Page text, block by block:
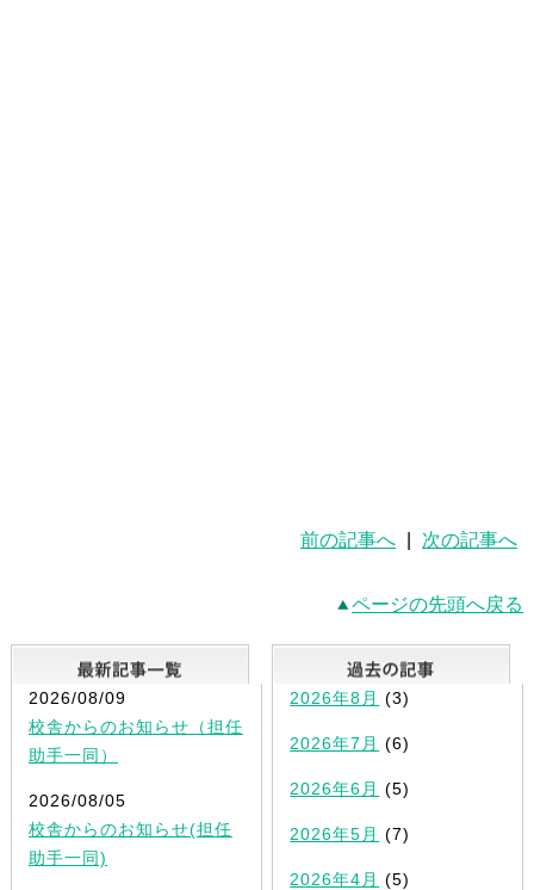
前の記事へ 次の記事へ
ページの先頭へ戻る
最新記事一覧
2026/08/09
校舎からのお知らせ（担任
助手一同）
2026/08/05
校舎からのお知らせ(担任
助手一同)
2026年8月 (3)
2026年7月 (6)
2026年6月 (5)
2026年5月 (7)
2026年4月 (5)